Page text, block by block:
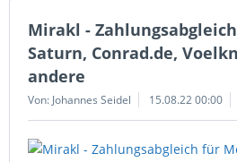
Mirakl -
Saturn, Conrad.de,
andere
Von: Johannes Seidel 15.08.22 00:00